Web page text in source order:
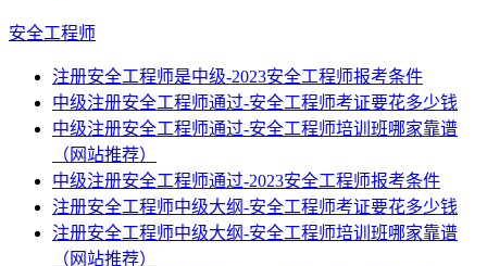
安全工程师
注册安全工程师是中级-2023安全工程师报考条件
中级注册安全工程师通过-安全工程师考证要花多少钱
中级注册安全工程师通过-安全工程师培训班哪家靠谱
（网站推荐）
中级注册安全工程师通过-2023安全工程师报考条件
注册安全工程师中级大纲-安全工程师考证要花多少钱
注册安全工程师中级大纲-安全工程师培训班哪家靠谱
（网站推荐）